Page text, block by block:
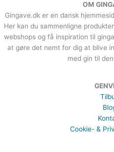
OM
Gingave.dk er en dansk
Her kan du sammenligne
webshops og få inspiration til
at gøre det nemt for dig at blive
med gin til
Cookie- &